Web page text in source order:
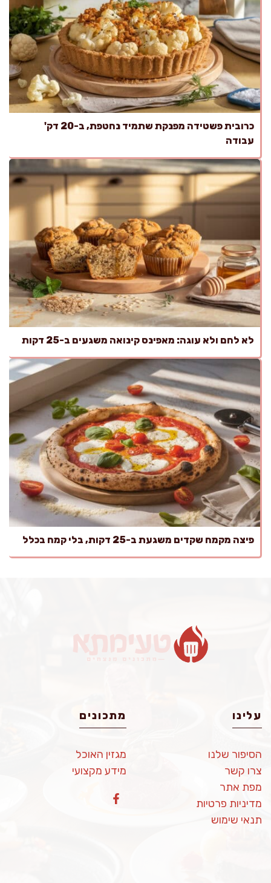
כרובית פשטידה מפנקת שתמיד נחטפת, ב-20 דק'
עבודה
לא לחם ולא עוגה: מאפינס קינואה משגעים ב-25 דקות
פיצה מקמח שקדים משגעת ב-25 דקות, בלי קמח בכלל
עלינו
הסיפור שלנו
צרו קשר
מפת אתר
מדיניות פרטיות
תנאי שימוש
מתכונים
מגזין האוכל
מידע מקצועי